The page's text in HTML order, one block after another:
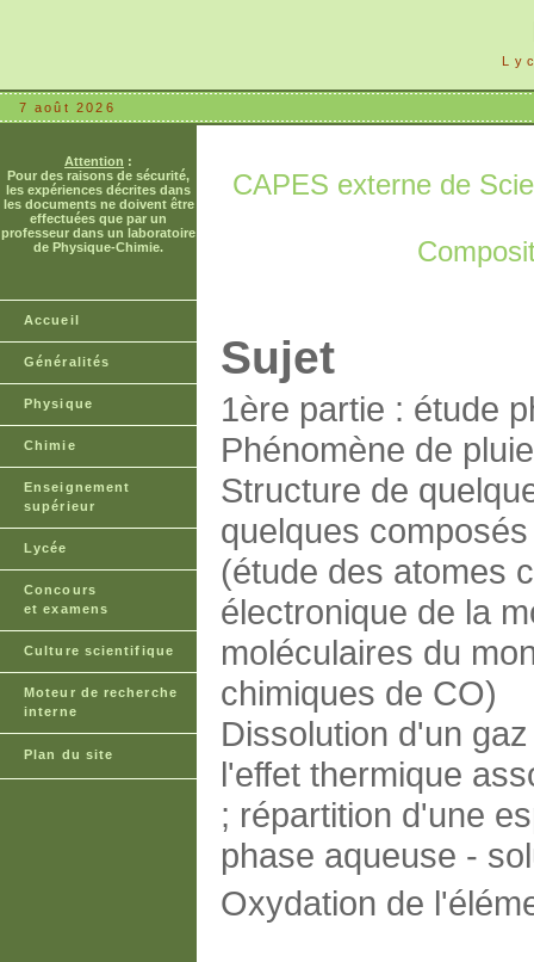
7 août 2026
Attention :
Pour des raisons de sécurité,
les expériences décrites dans
les documents ne doivent être
effectuées que par un
professeur dans un laboratoire
de Physique-Chimie.
Accueil
Généralités
Physique
Chimie
Enseignement
supérieur
Lycée
Concours
et examens
Culture scientifique
Moteur de recherche
interne
Plan du site
CAPES externe de
Sujet
1ère partie : étude
Phénomène de
Structure de
quelques
(étude des atomes
électronique de la
moléculaires du
chimiques de CO)
Dissolution d'un
l'effet thermique
; répartition d'une
phase aqueuse -
Oxydation de